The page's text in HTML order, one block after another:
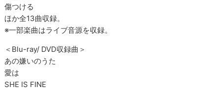
傷つける
ほか全13曲収録。
※一部楽曲はライブ音源を収録。
＜Blu-ray/ DVD収録曲＞
あの嫌いのうた
愛は
SHE IS FINE